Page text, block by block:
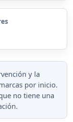
y la
por inicio.
no tiene una